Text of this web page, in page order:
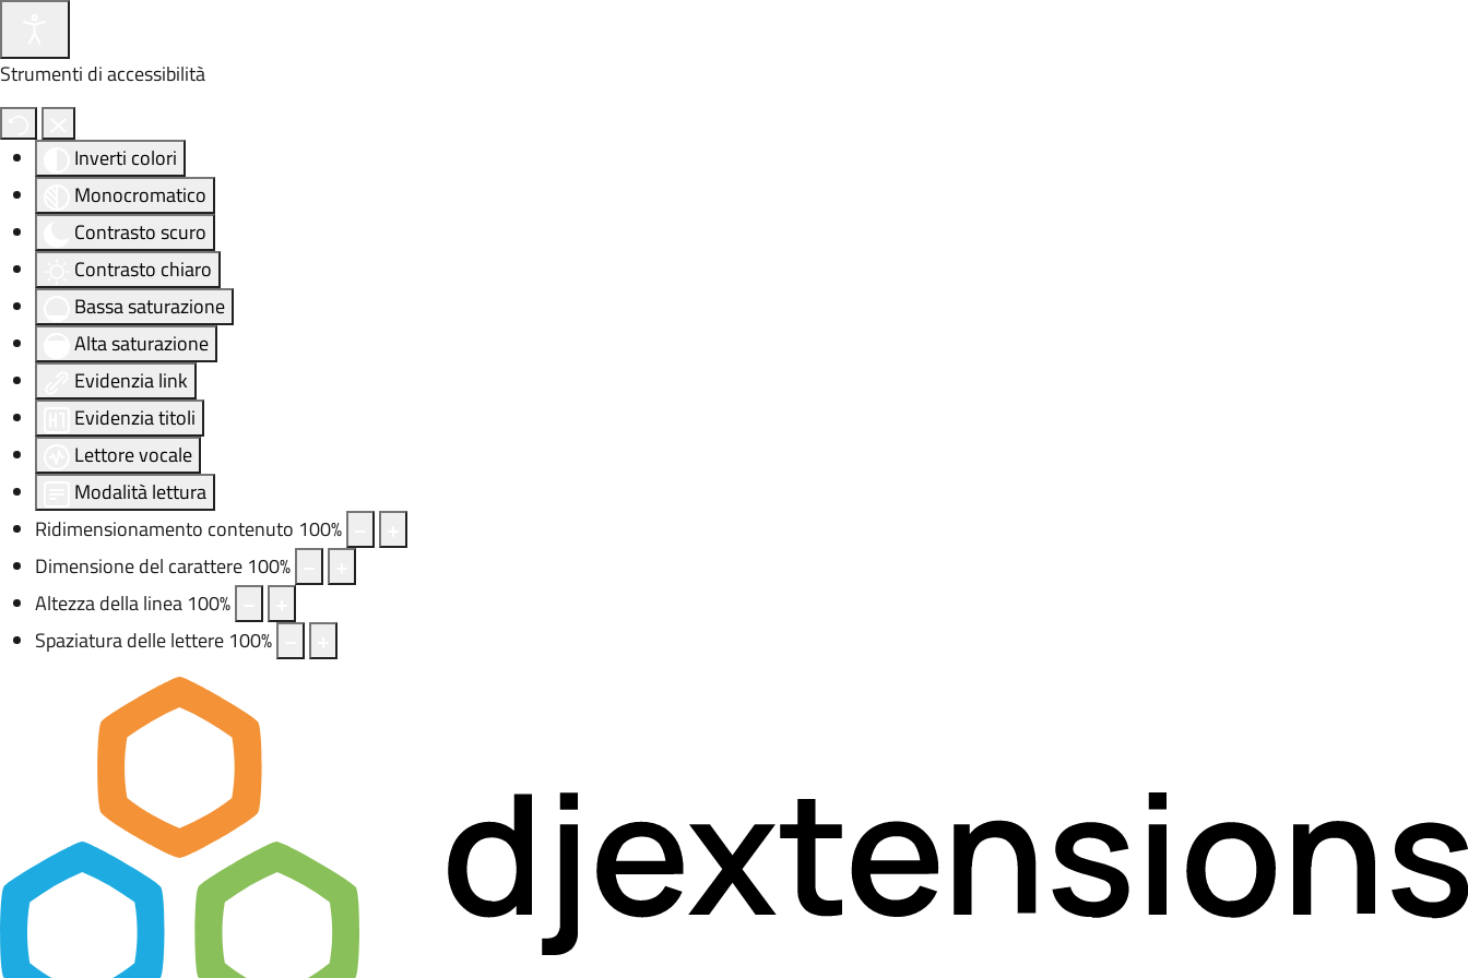
Strumenti di accessibilità
Inverti colori
Monocromatico
Contrasto scuro
Contrasto chiaro
Bassa saturazione
Alta saturazione
Evidenzia link
Evidenzia titoli
Lettore vocale
Modalità lettura
Ridimensionamento contenuto 100%
Dimensione del carattere 100%
Altezza della linea 100%
Spaziatura delle lettere 100%